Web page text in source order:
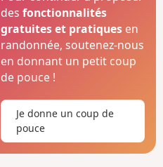
desfonctionnalités
gratuites et pratiques en
randonnée, soutenez-nous
en donnant un petit coup
de pouce !
Je donne un coup de
pouce